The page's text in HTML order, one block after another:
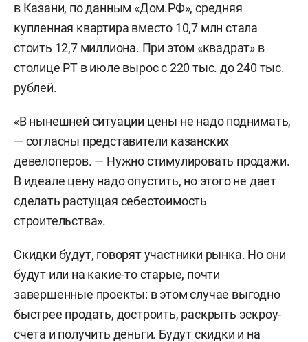
в Казани, по данным «Дом.РФ», средняя
купленная квартира вместо 10,7 млн стала
стоить 12,7 миллиона. При этом «квадрат» в
столице РТ в июле вырос с 220 тыс. до 240 тыс.
рублей.
«В нынешней ситуации цены не надо поднимать,
— согласны представители казанских
девелоперов. — Нужно стимулировать продажи.
В идеале цену надо опустить, но этого не дает
сделать растущая себестоимость
строительства».
Скидки будут, говорят участники рынка. Но они
будут или на какие-то старые, почти
завершенные проекты: в этом случае выгодно
быстрее продать, достроить, раскрыть эскроу-
счета и получить деньги. Будут скидки и на